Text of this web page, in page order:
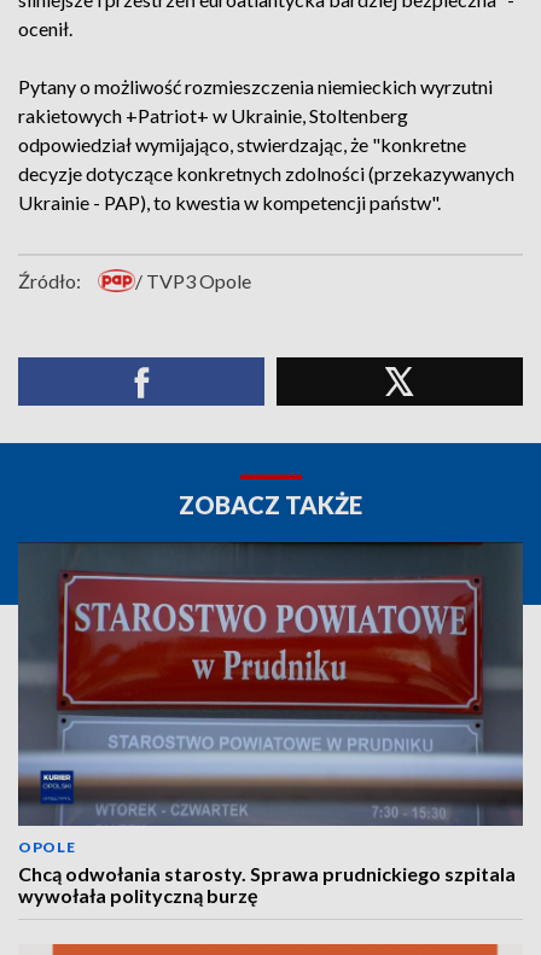
ocenił.
Pytany o możliwość rozmieszczenia niemieckich wyrzutni
rakietowych +Patriot+ w Ukrainie, Stoltenberg
odpowiedział wymijająco, stwierdzając, że "konkretne
decyzje dotyczące konkretnych zdolności (przekazywanych
Ukrainie - PAP), to kwestia w kompetencji państw".
Źródło: / TVP3 Opole
ZOBACZ TAKŻE
OPOLE
Chcą odwołania starosty. Sprawa prudnickiego szpitala
wywołała polityczną burzę